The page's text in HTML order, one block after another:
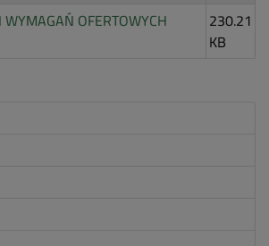
OFERTOWYCH
230.21
KB